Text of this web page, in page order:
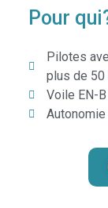
Pour
Pilotes
plus de 50
Voile EN-